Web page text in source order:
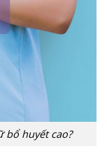
huyết cao?